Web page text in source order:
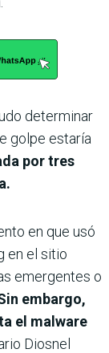
determinar
golpe estaría
por tres
en que usó
en el sitio
emergentes o
embargo,
el malware
Diosnel